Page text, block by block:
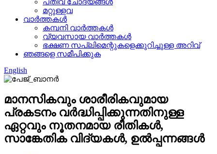
പതിവ് ചോദ്യങ്ങൾ
മറ്റുള്ളവ
വാർത്തകൾ
കമ്പനി വാർത്തകൾ
വ്യവസായ വാർത്തകൾ
ഭക്ഷണ സപ്ലിമെന്റുകളെക്കുറിച്ചുള്ള അറിവ്
ഞങ്ങളെ സമീപിക്കുക
English
മാനസികവും ശാരീരികവുമായ
പ്രകടനം വർദ്ധിപ്പിക്കുന്നതിനുള്ള
ഏറ്റവും നൂതനമായ രീതികൾ,
സാങ്കേതിക വിദ്യകൾ, ഉൽപ്പന്നങ്ങൾ